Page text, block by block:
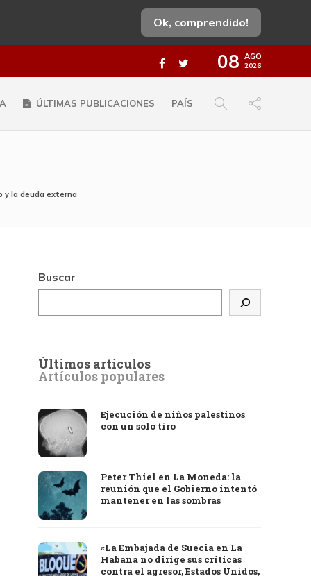
Ok, comprendido!
08 AGO
2026
ÚLTIMAS PUBLICACIONES PAÍS
y la deuda externa
Buscar
Últimos artículos
Artículos populares
Ejecución de niños palestinos
con un solo tiro
Peter Thiel en La Moneda: la
reunión que el Gobierno intentó
mantener en las sombras
«La Embajada de Suecia en La
Habana no dirige sus críticas
contra el agresor, Estados Unidos,